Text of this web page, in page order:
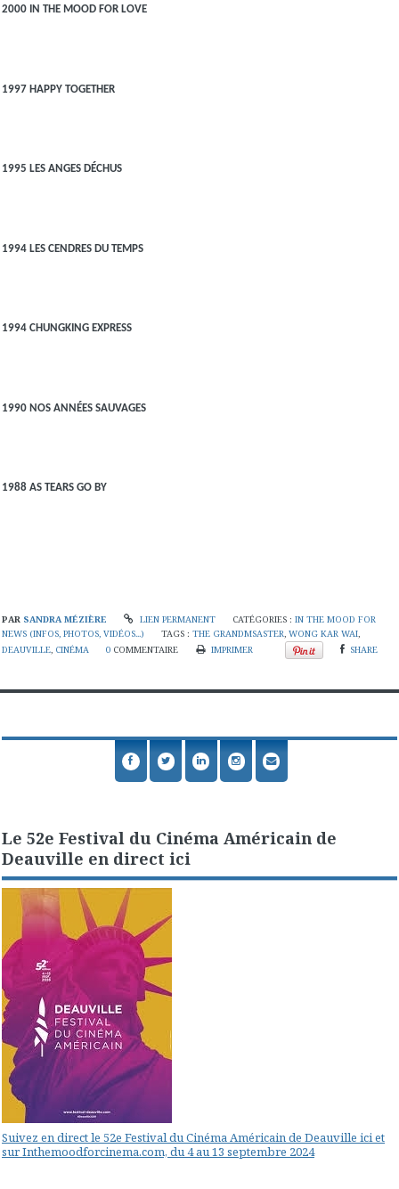
2000 IN THE MOOD FOR LOVE
1997 HAPPY TOGETHER
1995 LES ANGES DÉCHUS
1994 LES CENDRES DU TEMPS
1994 CHUNGKING EXPRESS
1990 NOS ANNÉES SAUVAGES
1988 AS TEARS GO BY
PAR SANDRA MÉZIÈRE LIEN PERMANENT CATÉGORIES :IN THE MOOD FOR
NEWS (INFOS, PHOTOS, VIDÉOS...)
TAGS :THE GRANDMSASTER,WONG KAR WAI,
DEAUVILLE, CINÉMA 0 COMMENTAIRE IMPRIMER SHARE
Le 52e Festival du Cinéma Américain de
Deauville en direct ici
Suivez en direct le 52e Festival du Cinéma Américain de Deauville ici et
sur Inthemoodforcinema.com, du 4 au 13 septembre 2024